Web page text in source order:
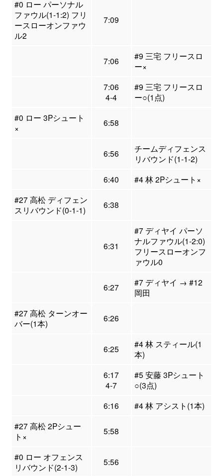
#0 ロー パーソナル
ファウル(1-1:2) フリ
ースローオンファウ
ル2
7:09
7:06
#9 三宅 フリースロ
ー×
7:06
4-4
#9 三宅 フリースロ
ー○(1点)
#0 ロー 3Pシュート
×
6:58
6:56
チームディフェンス
リバウンド(1-1-2)
6:40
#4 林 2Pシュート×
#27 高松 ディフェン
スリバウンド(0-1-1)
6:38
6:31
#7 ディヤイ パーソ
ナルファウル(1-2:0)
フリースローオンフ
ァウル0
6:27
#7 ディヤイ → #12
岡田
#27 高松 ターンオー
バー(1本)
6:26
6:25
#4 林 スティール(1
本)
6:17
4-7
#5 安藤 3Pシュート
○(3点)
6:16
#4 林 アシスト(1本)
#27 高松 2Pシュー
ト×
5:58
#0 ロー オフェンス
リバウンド(2-1-3)
5:56